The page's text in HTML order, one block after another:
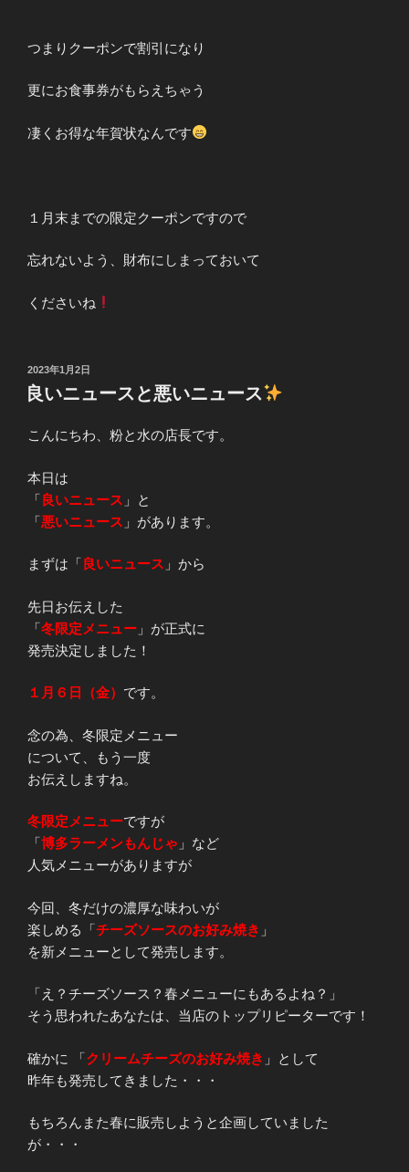
つまりクーポンで割引になり
更にお食事券がもらえちゃう
凄くお得な年賀状なんです
１月末までの限定クーポンですので
忘れないよう、財布にしまっておいて
くださいね
投
稿
日:
2023年1月2日
良いニュースと悪いニュース
こんにちわ、粉と水の店長です。
本日は
「良いニュース 」と
「悪いニュース 」があります。
まずは「良いニュース 」から
先日お伝えした
「冬限定メニュー 」が正式に
発売決定しました！
１月６日（金） です。
念の為、冬限定メニュー
について、もう一度
お伝えしますね。
冬限定メニューですが
「博多ラーメンもんじゃ 」など
人気メニューがありますが
今回、冬だけの濃厚な味わいが
楽しめる「チーズソースのお好み焼き 」
を新メニューとして発売します。
「え？チーズソース？春メニューにもあるよね？」
そう思われたあなたは、当店のトップリピーターです！
確かに 「クリームチーズのお好み焼き 」として
昨年も発売してきました・・・
もちろんまた春に販売しようと企画していました
が・・・